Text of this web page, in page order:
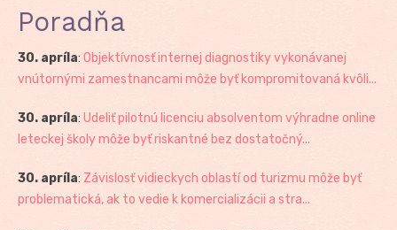
Poradňa
30. apríla: Objektívnosť internej diagnostiky vykonávanej
vnútornými zamestnancami môže byť kompromitovaná kvôli...
30. apríla: Udeliť pilotnú licenciu absolventom výhradne online
leteckej školy môže byť riskantné bez dostatočný...
30. apríla: Závislosť vidieckych oblastí od turizmu môže byť
problematická, ak to vedie k komercializácii a stra...